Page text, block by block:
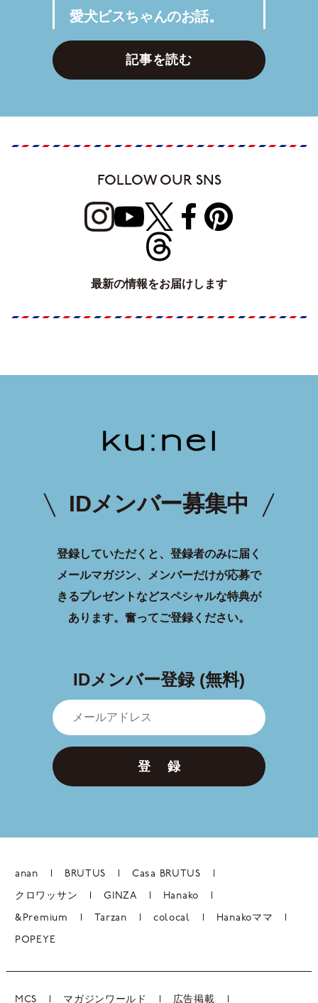
愛犬ビスちゃんのお話。
記事を読む
FOLLOW OUR SNS
最新の情報をお届けします
IDメンバー募集中
登録していただくと、登録者のみに届く
メールマガジン、メンバーだけが応募で
きるプレゼントなどスペシャルな特典が
あります。 奮ってご登録ください。
IDメンバー登録 (無料)
登 録
anan BRUTUS Casa BRUTUS
クロワッサン GINZA Hanako
&Premium Tarzan colocal Hanakoママ
POPEYE
MCS マガジンワールド 広告掲載